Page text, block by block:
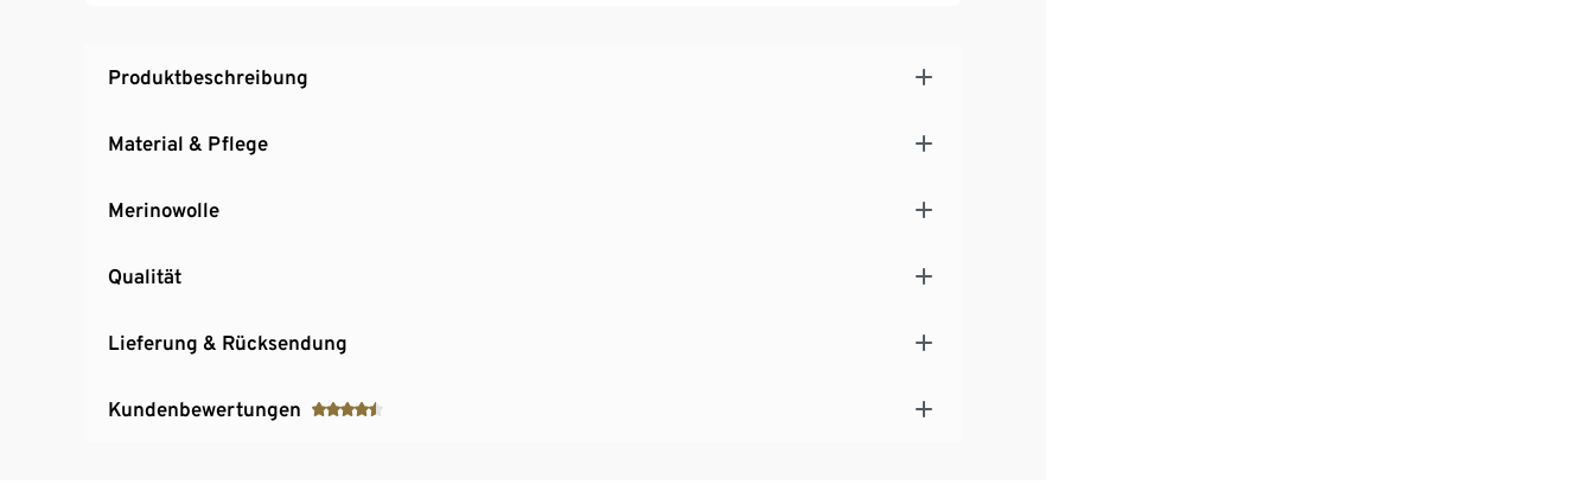
Produktbeschreibung
Material & Pflege
Merinowolle
Qualität
Lieferung & Rücksendung
Kundenbewertungen